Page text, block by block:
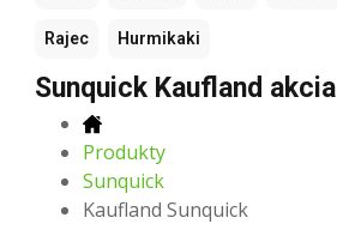
Rajec Hurmikaki
Sunquick Kaufland akcia
Produkty
Sunquick
Kaufland Sunquick